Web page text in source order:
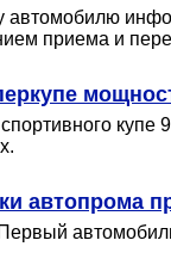
автомобилю
приема и
автопрома